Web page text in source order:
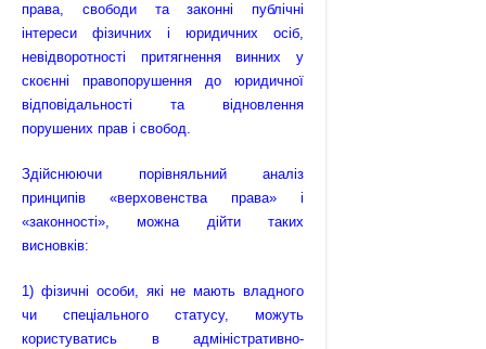
права, свободи та законні публічні
інтереси фізичних і юридичних осіб,
невідворотності притягнення винних у
скоєнні правопорушення до юридичної
відповідальності та відновлення
порушених прав і свобод.
Здійснюючи порівняльний аналіз
принципів «верховенства права» і
«законності», можна дійти таких
висновків:
1) фізичні особи, які не мають владного
чи спеціального статусу, можуть
користуватись в адміністративно-